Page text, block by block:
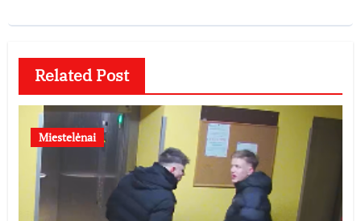
Related Post
Miestelėnai